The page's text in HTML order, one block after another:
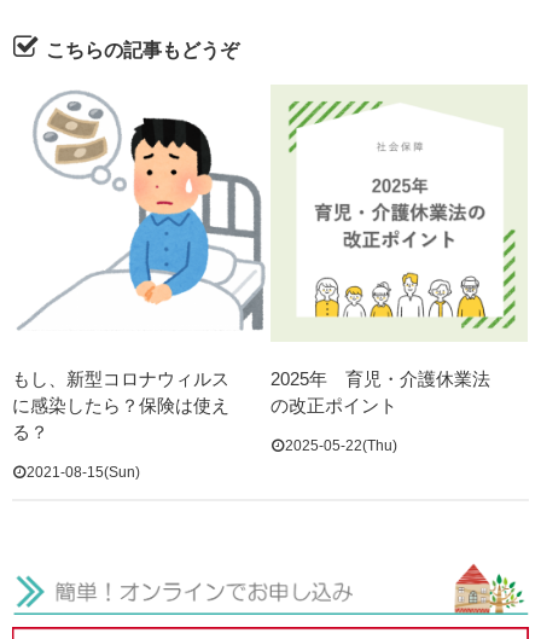
こちらの記事もどうぞ
もし、新型コロナウィルス
に感染したら？保険は使え
る？
2021-08-15(Sun)
2025年 育児・介護休業法
の改正ポイント
2025-05-22(Thu)